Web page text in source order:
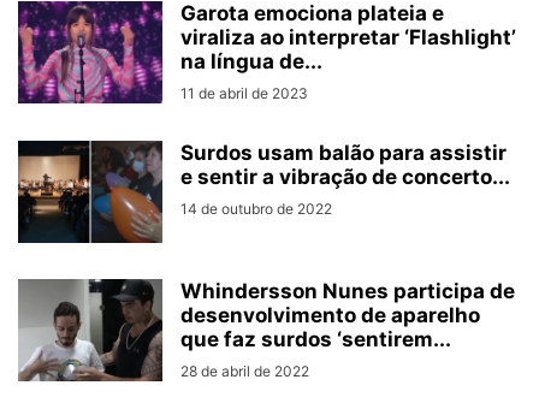
Garota emociona plateia e
viraliza ao interpretar ‘Flashlight’
na língua de...
11 de abril de 2023
Surdos usam balão para assistir
e sentir a vibração de concerto...
14 de outubro de 2022
Whindersson Nunes participa de
desenvolvimento de aparelho
que faz surdos ‘sentirem...
28 de abril de 2022